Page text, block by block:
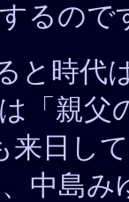
るので
と時代
「親父
来日し
中島